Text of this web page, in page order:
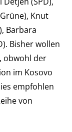
Knut
Barbara
Bisher wollen
obwohl der
im Kosovo
empfohlen
von